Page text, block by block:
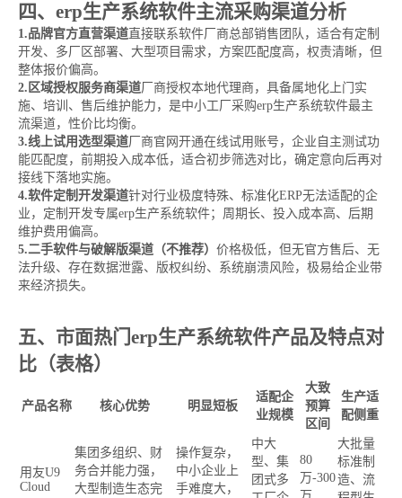
四、erp生产系统软件主流采购渠道分析
1.品牌官方直营渠道直接联系软件厂商总部销售团队，适合有定制
开发、多厂区部署、大型项目需求，方案匹配度高，权责清晰，但
整体报价偏高。
2.区域授权服务商渠道厂商授权本地代理商，具备属地化上门实
施、培训、售后维护能力，是中小工厂采购erp生产系统软件最主
流渠道，性价比均衡。
3.线上试用选型渠道厂商官网开通在线试用账号，企业自主测试功
能匹配度，前期投入成本低，适合初步筛选对比，确定意向后再对
接线下落地实施。
4.软件定制开发渠道针对行业极度特殊、标准化ERP无法适配的企
业，定制开发专属erp生产系统软件；周期长、投入成本高、后期
维护费用偏高。
5.二手软件与破解版渠道（不推荐） 价格极低，但无官方售后、无
法升级、存在数据泄露、版权纠纷、系统崩溃风险，极易给企业带
来经济损失。
五、市面热门erp生产系统软件产品及特点对
比（表格）
产品名称 核心优势 明显短板
适配企
业规模
大致
预算
区间
生产适
配侧重
用友U9
Cloud
集团多组织、财
务合并能力强，
大型制造生态完
操作复杂，
中小企业上
手难度大，
中大
型、集
团式多
80
万-300
大批量
标准制
造、流